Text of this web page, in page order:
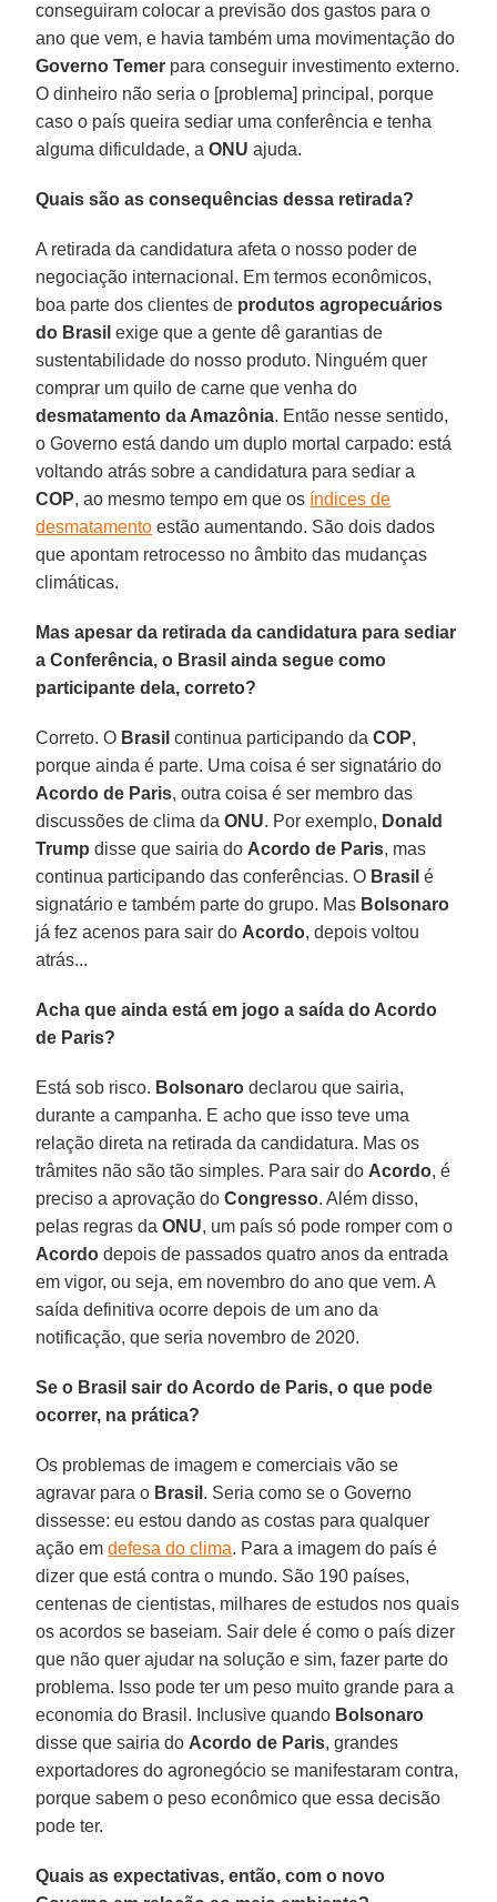
conseguiram colocar a previsão dos gastos para o
ano que vem, e havia também uma movimentação do
Governo Temer para conseguir investimento externo.
O dinheiro não seria o [problema] principal, porque
caso o país queira sediar uma conferência e tenha
alguma dificuldade, aONU ajuda.
Quais são as consequências dessa retirada?
A retirada da candidatura afeta o nosso poder de
negociação internacional. Em termos econômicos,
boa parte dos clientes de produtos agropecuários
do Brasil exige que a gente dê garantias de
sustentabilidade do nosso produto. Ninguém quer
comprar um quilo de carne que venha do
desmatamento da Amazônia. Então nesse sentido,
o Governo está dando um duplo mortal carpado: está
voltando atrás sobre a candidatura para sediar a
COP, ao mesmo tempo em que os índices de
desmatamento estão aumentando. São dois dados
que apontam retrocesso no âmbito das mudanças
climáticas.
Mas apesar da retirada da candidatura para sediar
a Conferência, o Brasil ainda segue como
participante dela, correto?
Correto. O Brasil continua participando daCOP,
porque ainda é parte. Uma coisa é ser signatário do
Acordo de Paris, outra coisa é ser membro das
discussões de clima daONU. Por exemplo, Donald
Trump disse que sairia do Acordo de Paris, mas
continua participando das conferências. O Brasil é
signatário e também parte do grupo. Mas Bolsonaro
já fez acenos para sair do Acordo, depois voltou
atrás...
Acha que ainda está em jogo a saída do Acordo
de Paris?
Está sob risco. Bolsonaro declarou que sairia,
durante a campanha. E acho que isso teve uma
relação direta na retirada da candidatura. Mas os
trâmites não são tão simples. Para sair do Acordo, é
preciso a aprovação doCongresso. Além disso,
pelas regras daONU, um país só pode romper com o
Acordo depois de passados quatro anos da entrada
em vigor, ou seja, em novembro do ano que vem. A
saída definitiva ocorre depois de um ano da
notificação, que seria novembro de 2020.
Se o Brasil sair do Acordo de Paris, o que pode
ocorrer, na prática?
Os problemas de imagem e comerciais vão se
agravar para o Brasil . Seria como se o Governo
dissesse: eu estou dando as costas para qualquer
ação em defesa do clima. Para a imagem do país é
dizer que está contra o mundo. São 190 países,
centenas de cientistas, milhares de estudos nos quais
os acordos se baseiam. Sair dele é como o país dizer
que não quer ajudar na solução e sim, fazer parte do
problema. Isso pode ter um peso muito grande para a
economia do Brasil. Inclusive quando Bolsonaro
disse que sairia do Acordo de Paris, grandes
exportadores do agronegócio se manifestaram contra,
porque sabem o peso econômico que essa decisão
pode ter.
Quais as expectativas, então, com o novo